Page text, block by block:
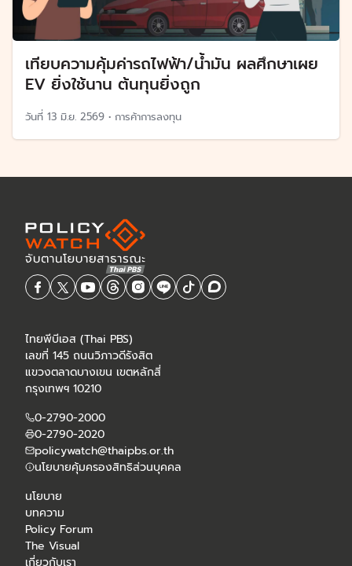
เทียบความคุ้มค่ารถไฟฟ้า/น้ำมัน ผลศึกษาเผย
EV ยิ่งใช้นาน ต้นทุนยิ่งถูก
วันที่ 13 มิ.ย. 2569 • การค้าการลงทุน
ไทยพีบีเอส (Thai PBS)
เลขที่ 145 ถนนวิภาวดีรังสิต
แขวงตลาดบางเขน เขตหลักสี่
กรุงเทพฯ 10210
0-2790-2000
0-2790-2020
policywatch@thaipbs.or.th
นโยบายคุ้มครองสิทธิส่วนบุคคล
นโยบาย
บทความ
Policy Forum
The Visual
เกี่ยวกับเรา